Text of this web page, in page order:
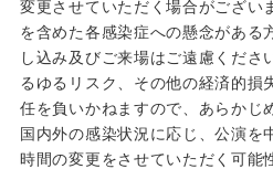
変更させていただく場合がござい
を含めた各感染症への懸念がある
し込み及びご来場はご遠慮くださ
るゆるリスク、その他の経済的損
任を負いかねますので、あらかじ
国内外の感染状況に応じ、公演を
時間の変更をさせていただく可能